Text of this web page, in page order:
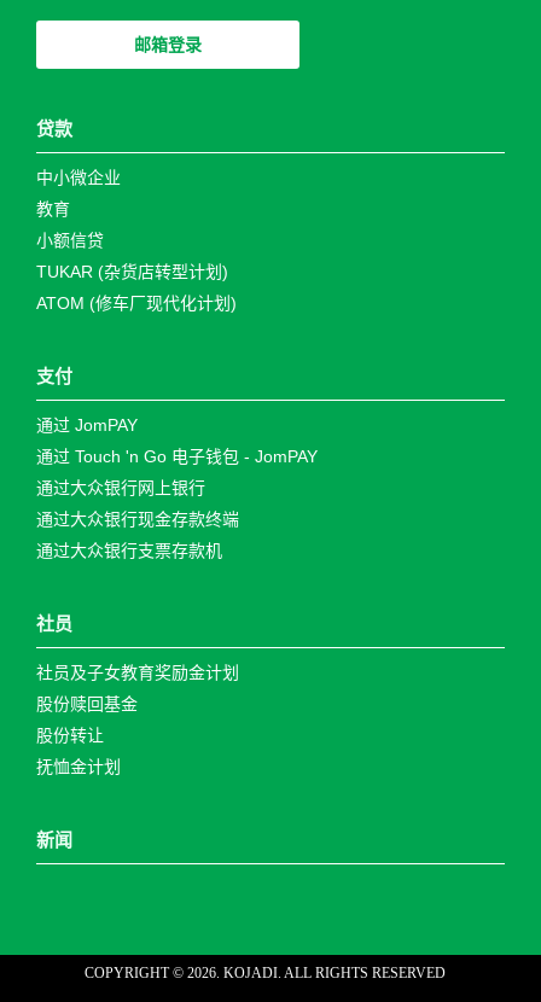
邮箱登录
贷款
中小微企业
教育
小额信贷
TUKAR (杂货店转型计划)
ATOM (修车厂现代化计划)
支付
通过 JomPAY
通过 Touch 'n Go 电子钱包 - JomPAY
通过大众银行网上银行
通过大众银行现金存款终端
通过大众银行支票存款机
社员
社员及子女教育奖励金计划
股份赎回基金
股份转让
抚恤金计划
新闻
COPYRIGHT © 2026. KOJADI. ALL RIGHTS RESERVED